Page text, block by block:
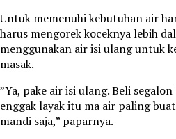
Untuk memenuhi kebutuhan air
harus mengorek koceknya lebih
menggunakan air isi ulang untuk
masak.
”Ya, pake air isi ulang. Beli
enggak layak itu ma air paling
mandi saja,” paparnya.